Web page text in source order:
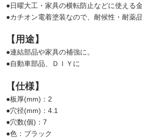
●日曜大工・家具の横転防止などに使える金
●カチオン電着塗装なので、耐候性・耐薬
【用途】
●連結部品や家具の補強に。
●自動車部品、ＤＩＹに
【仕様】
●板厚(mm)：2
●穴径(mm)：4.1
●穴数(個)：7
●色：ブラック